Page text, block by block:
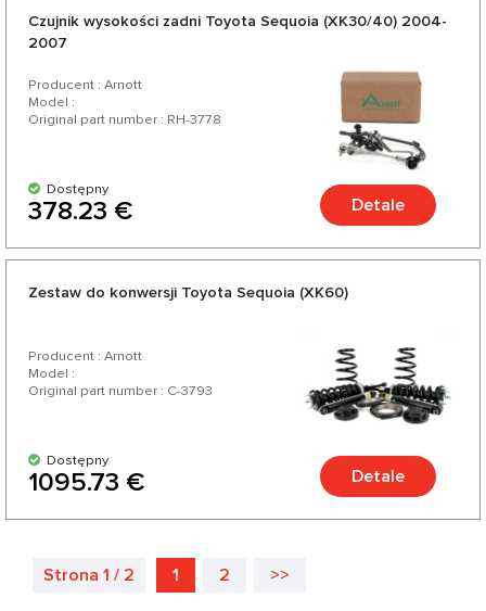
Czujnik wysokości zadni Toyota Sequoia (XK30/40) 2004-
2007
Producent : Arnott
Model :
Original part number : RH-3778
Dostępny
378.23 € Detale
Zestaw do konwersji Toyota Sequoia (XK60)
Producent : Arnott
Model :
Original part number : C-3793
Dostępny
1095.73 € Detale
Strona 1 / 2 1 2 >>